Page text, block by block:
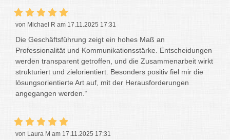
von Michael R am 17.11.2025 17:31
Die Geschäftsführung zeigt ein hohes Maß an
Professionalität und Kommunikationsstärke. Entscheidungen
werden transparent getroffen, und die Zusammenarbeit wirkt
strukturiert und zielorientiert. Besonders positiv fiel mir die
lösungsorientierte Art auf, mit der Herausforderungen
angegangen werden.“
von Laura M am 17.11.2025 17:31